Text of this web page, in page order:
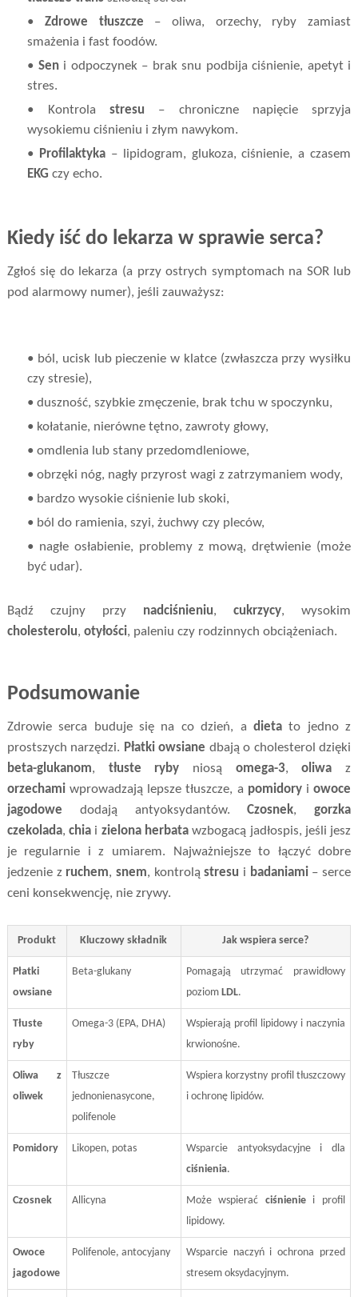
•Zdrowe tłuszcze – oliwa, orzechy, ryby zamiast
smażenia i fast foodów.
• Seni odpoczynek – brak snu podbija ciśnienie, apetyt i
stres.
• Kontrola stresu – chroniczne napięcie sprzyja
wysokiemu ciśnieniu i złym nawykom.
•
Profilaktyka – lipidogram, glukoza, ciśnienie, a czasem
EKG czy echo.
Kiedy iść do lekarza w sprawie serca?
Zgłoś się do lekarza (a przy ostrych symptomach na SOR lub
pod alarmowy numer), jeśli zauważysz:
• ból, ucisk lub pieczenie w klatce (zwłaszcza przy wysiłku
czy stresie),
• duszność, szybkie zmęczenie, brak tchu w spoczynku,
• kołatanie, nierówne tętno, zawroty głowy,
• omdlenia lub stany przedomdleniowe,
• obrzęki nóg, nagły przyrost wagi z zatrzymaniem wody,
• bardzo wysokie ciśnienie lub skoki,
• ból do ramienia, szyi, żuchwy czy pleców,
• nagłe osłabienie, problemy z mową, drętwienie (może
być udar).
Bądź czujny przy nadciśnieniu,cukrzycy, wysokim
cholesterolu, otyłości, paleniu czy rodzinnych obciążeniach.
Podsumowanie
Zdrowie serca buduje się na co dzień, a dietato jedno z
prostszych narzędzi. Płatki owsiane dbają o cholesterol dzięki
beta-glukanom, tłuste ryby niosą omega-3,oliwa z
orzechami wprowadzają lepsze tłuszcze, a pomidoryiowoce
jagodowe dodają antyoksydantów.Czosnek,gorzka
czekolada,chia i zielona herbata wzbogacą jadłospis, jeśli jesz
je regularnie i z umiarem. Najważniejsze to łączyć dobre
jedzenie z ruchem, snem, kontroląstresu i badaniami – serce
ceni konsekwencję, nie zrywy.
Produkt Kluczowy składnik Jak wspiera serce?
Płatki
owsiane
Beta-glukany
Pomagają utrzymać prawidłowy
poziom LDL.
Tłuste
ryby
Omega-3 (EPA, DHA)
Wspierają profil lipidowy i naczynia
krwionośne.
Oliwa z
oliwek
Tłuszcze
jednonienasycone,
polifenole
Wspiera korzystny profil tłuszczowy
i ochronę lipidów.
Pomidory Likopen, potas
Wsparcie antyoksydacyjne i dla
ciśnienia.
Czosnek Allicyna Może wspierać ciśnieniei profil
lipidowy.
Owoce
jagodowe
Polifenole, antocyjany
Wsparcie naczyń i ochrona przed
stresem oksydacyjnym.